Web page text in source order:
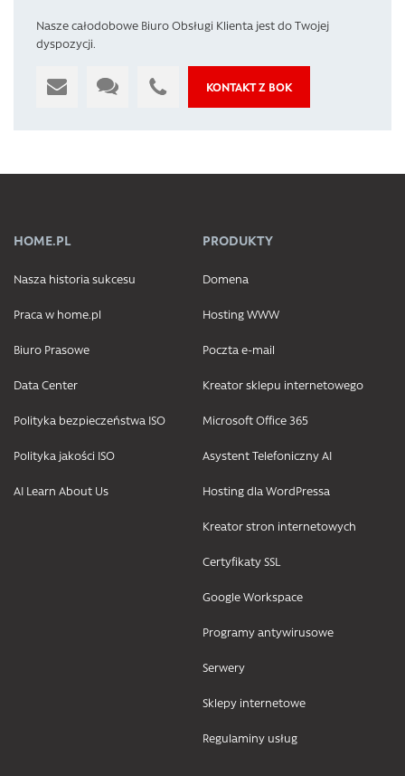
Nasze całodobowe Biuro Obsługi Klienta jest do Twojej
dyspozycji.
KONTAKT Z BOK
HOME.PL
Nasza historia sukcesu
Praca w home.pl
Biuro Prasowe
Data Center
Polityka bezpieczeństwa ISO
Polityka jakości ISO
AI Learn About Us
PRODUKTY
Domena
Hosting WWW
Poczta e-mail
Kreator sklepu internetowego
Microsoft Office 365
Asystent Telefoniczny AI
Hosting dla WordPressa
Kreator stron internetowych
Certyfikaty SSL
Google Workspace
Programy antywirusowe
Serwery
Sklepy internetowe
Regulaminy usług